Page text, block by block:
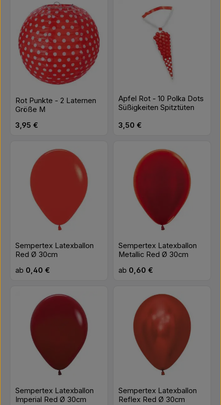
Rot Punkte - 2 Laternen
Größe M
Regulärer Preis:
3,95 €
Apfel Rot - 10 Polka Dots
Süßigkeiten Spitztüten
Regulärer Preis:
3,50 €
Sempertex Latexballon
Red Ø 30cm
Regulärer Preis:
ab 0,40 €
Sempertex Latexballon
Metallic Red Ø 30cm
Regulärer Preis:
ab 0,60 €
Sempertex Latexballon
Imperial Red Ø 30cm
Sempertex Latexballon
Reflex Red Ø 30cm